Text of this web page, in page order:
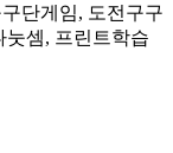
단게임, 도전구구
눗셈, 프린트학습